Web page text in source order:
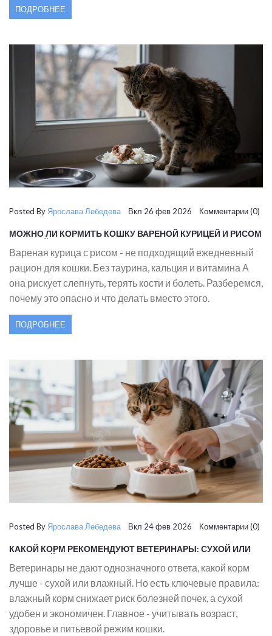
ПОДРОБНЕЕ
Posted By Ярослава Лебедева Вкл 26 фев 2026 Комментарии (0)
МОЖНО ЛИ КОРМИТЬ КОШКУ ВАРЕНОЙ КУРИЦЕЙ И РИСОМ
Вареная курица с рисом - не подходящий ежедневный
рацион для кошки. Без таурина, кальция и витамина А
она рискует слепнуть, терять кости и болеть. Разберемся,
почему это опасно и что делать вместо этого.
ПОДРОБНЕЕ
Posted By Ярослава Лебедева Вкл 24 фев 2026 Комментарии (0)
КАКОЙ КОРМ РЕКОМЕНДУЮТ ВЕТЕРИНАРЫ: СУХОЙ ИЛИ
Ветеринары не дают однозначного ответа, какой корм
лучше - сухой или влажный. Но есть ключевые правила:
влажный корм снижает риск болезней почек, а сухой
удобен и экономичен. Главное - учитывать возраст,
здоровье и питьевой режим кошки.